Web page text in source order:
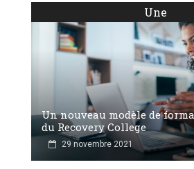
Une
Un nouveau modèle de
du Recovery College
29 novembre 2021